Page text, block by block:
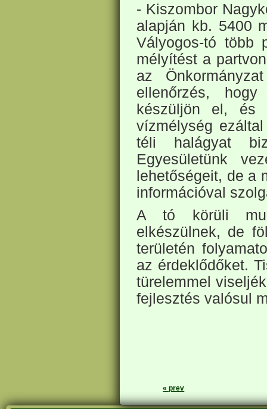
- Kiszombor
alapján kb. 5400
Vályogos-tó több
mélyítést a
az
ellenőrzés,
készüljön el, és
vízmélység
téli halágyat
Egyesületünk
lehetőségeit, de a
információval
A tó körüli
elkészülnek, de
területén
az érdeklődőket.
türelemmel
fejlesztés valósul
« prev